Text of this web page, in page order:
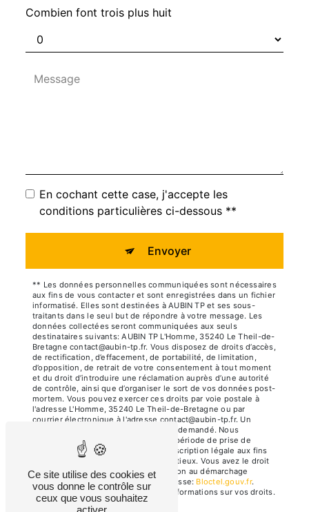
Combien font trois plus huit
En cochant cette case, j'accepte les
conditions particulières ci-dessous **
Envoyer
** Les données personnelles communiquées sont nécessaires
aux fins de vous contacter et sont enregistrées dans un fichier
informatisé. Elles sont destinées à AUBIN TP et ses sous-
traitants dans le seul but de répondre à votre message. Les
données collectées seront communiquées aux seuls
destinataires suivants: AUBIN TP L'Homme, 35240 Le Theil-de-
Bretagne contact@aubin-tp.fr. Vous disposez de droits d’accès,
de rectification, d’effacement, de portabilité, de limitation,
d’opposition, de retrait de votre consentement à tout moment
et du droit d’introduire une réclamation auprès d’une autorité
de contrôle, ainsi que d’organiser le sort de vos données post-
mortem. Vous pouvez exercer ces droits par voie postale à
l'adresse L'Homme, 35240 Le Theil-de-Bretagne ou par
courrier électronique à l'adresse contact@aubin-tp.fr. Un
justificatif d'identité pourra vous être demandé. Nous
conservons vos données pendant la période de prise de
contact puis pendant la durée de prescription légale aux fins
probatoires et de gestion des contentieux. Vous avez le droit
de vous inscrire sur la liste d'opposition au démarchage
téléphonique, disponible à cette adresse:
Bloctel.gouv.fr.
Consultez le site cnil.fr pour plus d’informations sur vos droits.
Ce site utilise des cookies et
vous donne le contrôle sur
ceux que vous souhaitez
activer